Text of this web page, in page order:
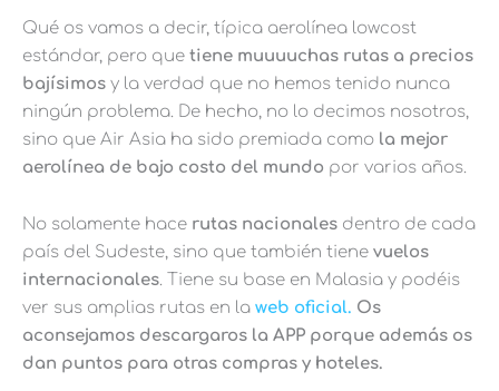
Qué os vamos a decir, típica aerolínea lowcost
estándar, pero que tiene muuuuchas rutas a precios
bajísimos y la verdad que no hemos tenido nunca
ningún problema. De hecho, no lo decimos nosotros,
sino que Air Asia ha sido premiada como la mejor
aerolínea de bajo costo del mundo por varios años.
No solamente hace rutas nacionales dentro de cada
país del Sudeste, sino que también tiene vuelos
internacionales. Tiene su base en Malasia y podéis
ver sus amplias rutas en la web oficial. Os
aconsejamos descargaros la APP porque además os
dan puntos para otras compras y hoteles.